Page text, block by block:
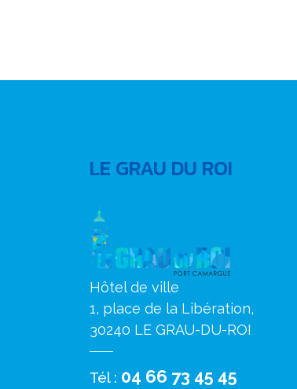
LE GRAU DU ROI
Hôtel de ville
1, place de la Libération,
30240 LE GRAU-DU-ROI
Tél : 04 66 73 45 45